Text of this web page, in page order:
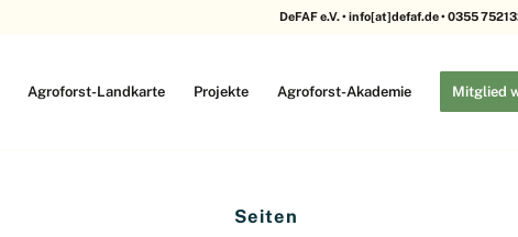
DeFAF e.V. • info[at]defaf.de • 0355
Agroforst-Landkarte Projekte Agroforst-Akademie Mitglied
Seiten